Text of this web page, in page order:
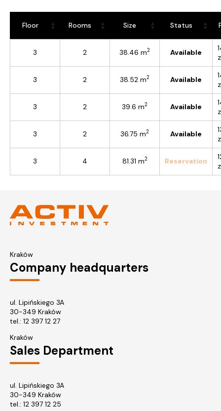
Floor Rooms Size Status
3 2 38.46 m2 Available
3 2 38.52 m2 Available
3 2 39.6 m2 Available
3 2 36.75 m2 Available
3 4 81.31 m2 Reservation
Kraków
Company headquarters
ul. Lipińskiego 3A
30-349 Kraków
tel.: 12 397 12 27
Kraków
Sales Department
ul. Lipińskiego 3A
30-349 Kraków
tel.: 12 397 12 25